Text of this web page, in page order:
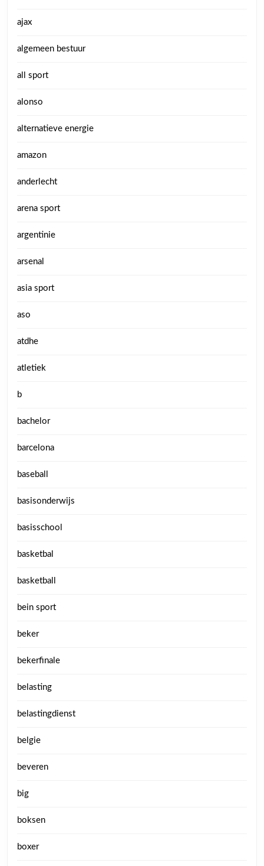
ajax
algemeen bestuur
all sport
alonso
alternatieve energie
amazon
anderlecht
arena sport
argentinie
arsenal
asia sport
aso
atdhe
atletiek
b
bachelor
barcelona
baseball
basisonderwijs
basisschool
basketbal
basketball
bein sport
beker
bekerfinale
belasting
belastingdienst
belgie
beveren
big
boksen
boxer